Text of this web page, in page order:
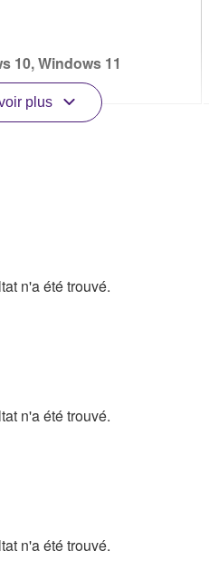
10, Windows 11
plus
n'a été trouvé.
n'a été trouvé.
n'a été trouvé.